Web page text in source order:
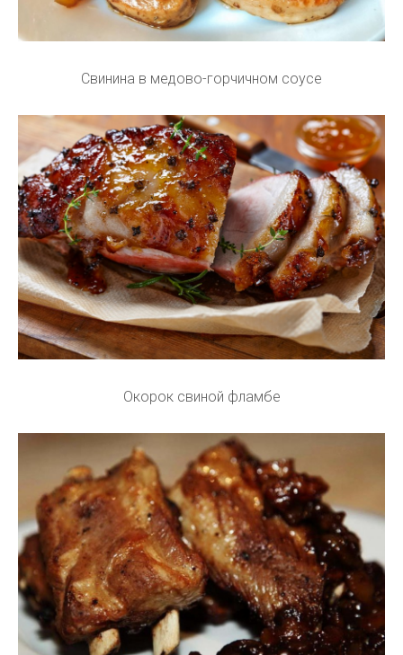
Свинина в медово-горчичном соусе
Окорок свиной фламбе